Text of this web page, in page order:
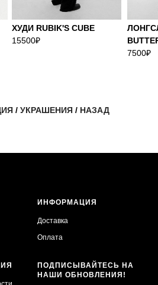
ХУДИ RUBIK'S CUBE
15500₽
7500₽
/ УКРАШЕНИЯ / НАЗАД
ИНФОРМАЦИЯ
Доставка
Оплата
ПОДПИСЫВАЙТЕСЬ НА
НАШИ ОБНОВЛЕНИЯ!